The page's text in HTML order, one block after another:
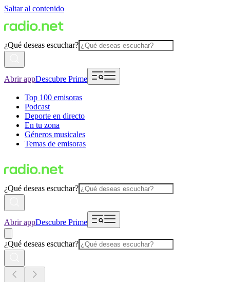
Saltar al contenido
¿Qué deseas escuchar?
Abrir appDescubre Prime
Top 100 emisoras
Podcast
Deporte en directo
En tu zona
Géneros musicales
Temas de emisoras
¿Qué deseas escuchar?
Abrir appDescubre Prime
¿Qué deseas escuchar?